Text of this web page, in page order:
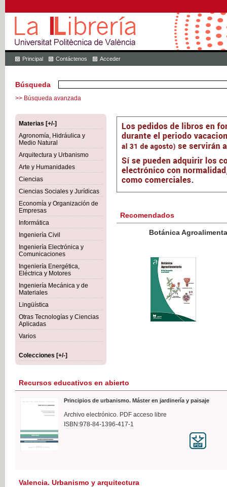
Principal Contáctenos Acceder
Búsqueda
>> Búsqueda avanzada
Materias [+/-]
Agronomía, Hidráulica y
Medio Natural
Arquitectura y Urbanismo
Arte y Humanidades
Ciencias
Ciencias Sociales y Jurídicas
Economía y Organización de
Empresas
Informática
Ingeniería Civil
Ingeniería Electrónica y
Comunicaciones
Ingeniería Energética,
Eléctrica y Motores
Ingeniería Mecánica y de
Materiales
Lingüística
Otras Tecnologías y Ciencias
Aplicadas
Varios
Colecciones [+/-]
Recomendados
Botánica Agroalimentaria
Recursos educativos en abierto
Principios de urbanismo. Máster en jardinería y paisaje
Archivo electrónico. PDF acceso libre
ISBN:978-84-1396-417-1
Valencia. Urbanismo y arquitectura